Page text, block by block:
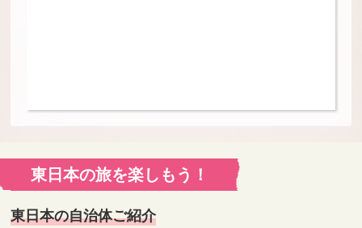
東日本の旅を楽しもう！
東日本の自治体ご紹介